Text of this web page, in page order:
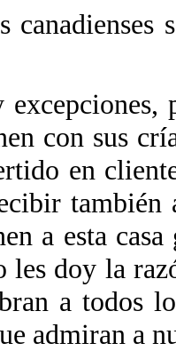
canadienses
con sus
en
también
a esta
doy la
a todos
admiran a